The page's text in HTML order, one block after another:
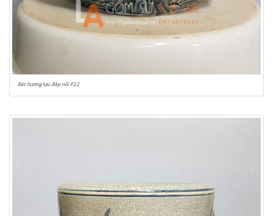
Bát hương lựu đắp nổi P22